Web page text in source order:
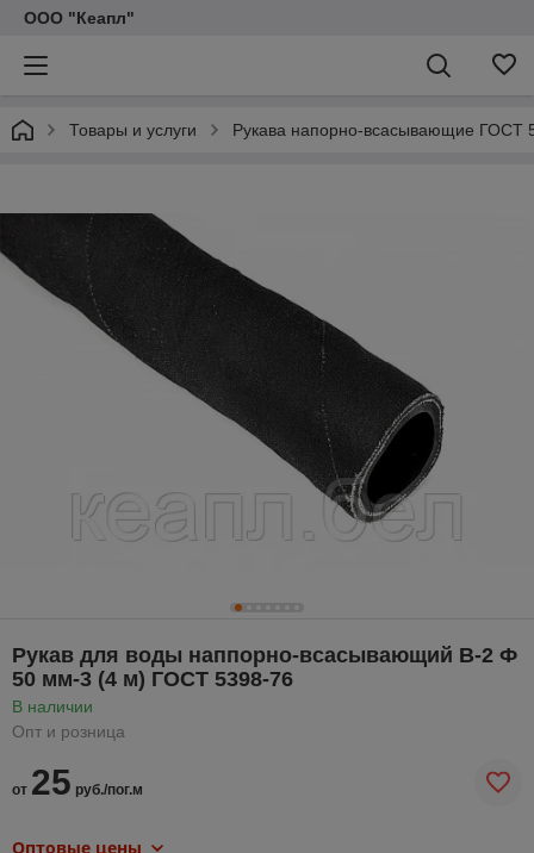
ООО "Кеапл"
Товары и услуги Рукава напорно-всасывающие ГОСТ
Рукав для воды наппорно-всасывающий В-2 Ф
50 мм-3 (4 м) ГОСТ 5398-76
В наличии
Опт и розница
от 25 руб./пог.м
Оптовые цены